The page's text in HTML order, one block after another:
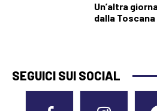
Un’altra
dalla Toscana
SEGUICI SUI SOCIAL